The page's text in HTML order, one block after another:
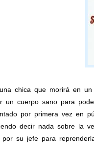
chica que morirá en
un cuerpo sano para
por primera vez en
decir nada sobre la
su jefe para